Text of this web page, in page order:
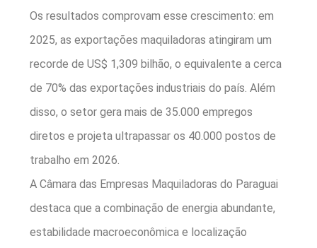
Os resultados comprovam esse crescimento: em
2025, as exportações maquiladoras atingiram um
recorde de US$ 1,309 bilhão, o equivalente a cerca
de 70% das exportações industriais do país. Além
disso, o setor gera mais de 35.000 empregos
diretos e projeta ultrapassar os 40.000 postos de
trabalho em 2026.
A Câmara das Empresas Maquiladoras do Paraguai
destaca que a combinação de energia abundante,
estabilidade macroeconômica e localização